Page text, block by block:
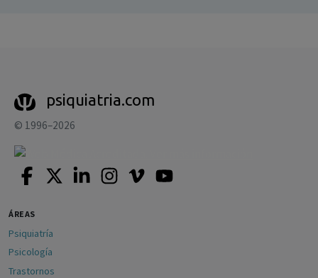
psiquiatria.com
© 1996–2026
ÁREAS
Psiquiatría
Psicología
Trastornos